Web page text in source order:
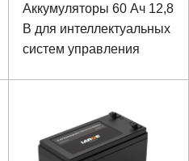
Аккумуляторы 60 Ач 12,8
В для интеллектуальных
систем управления